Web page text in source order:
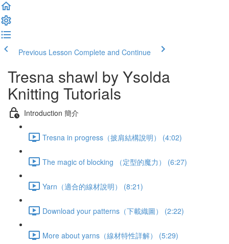
Previous Lesson Complete and Continue
Tresna shawl by Ysolda
Knitting Tutorials
Introduction 簡介
Tresna in progress（披肩結構說明） (4:02)
The magic of blocking （定型的魔力） (6:27)
Yarn（適合的線材說明） (8:21)
Download your patterns（下載織圖） (2:22)
More about yarns（線材特性詳解） (5:29)